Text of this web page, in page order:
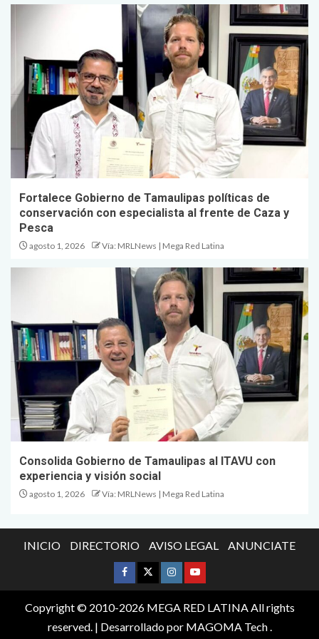
Fortalece Gobierno de Tamaulipas políticas de
conservación con especialista al frente de Caza y
Pesca
agosto 1, 2026 Vía: MRLNews | Mega Red Latina
Consolida Gobierno de Tamaulipas al ITAVU con
experiencia y visión social
agosto 1, 2026 Vía: MRLNews | Mega Red Latina
INICIO DIRECTORIO AVISO LEGAL ANUNCIATE
Copyright © 2010-2026 MEGA RED LATINA All rights
reserved. | Desarrollado por MAGOMA Tech.